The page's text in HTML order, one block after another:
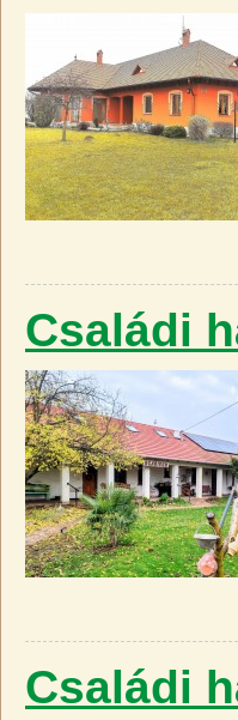
Családi
Családi